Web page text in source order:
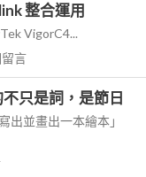
整合運用
VigorC4...
言
只是詞，是節日
出並畫出一本繪本」